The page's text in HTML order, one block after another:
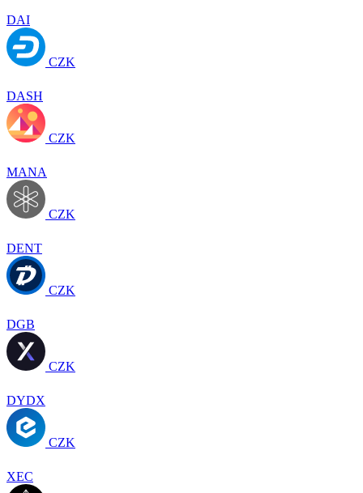
DAI
CZK
DASH
CZK
MANA
CZK
DENT
CZK
DGB
CZK
DYDX
CZK
XEC